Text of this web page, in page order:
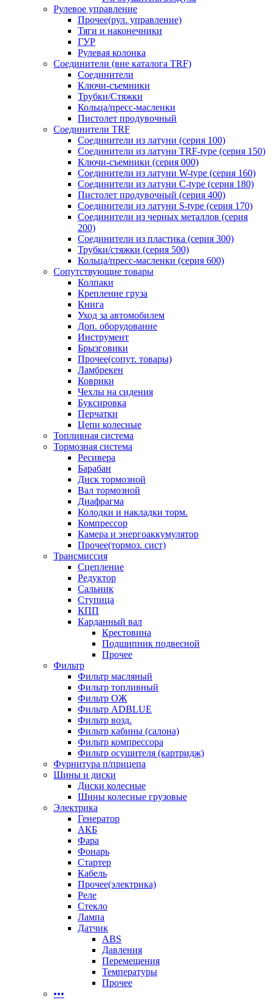
Рулевое управление
Прочее(рул. управление)
Тяги и наконечники
ГУР
Рулевая колонка
Соединители (вне каталога TRF)
Соединители
Ключи-cъемники
Трубки/Стяжки
Кольца/пресс-масленки
Пистолет продувочный
Соединители TRF
Соединители из латуни (серия 100)
Соединители из латуни TRF-type (серия 150)
Ключи-съемники (серия 000)
Соединители из латуни W-type (серия 160)
Соединители из латуни С-type (серия 180)
Пистолет продувочный (серия 400)
Соединители из латуни S-type (серия 170)
Соединители из черных металлов (серия
200)
Соединители из пластика (серия 300)
Трубки/стяжки (серия 500)
Кольца/пресс-масленки (серия 600)
Сопутствующие товары
Колпаки
Крепление груза
Книга
Уход за автомобилем
Доп. оборудование
Инструмент
Брызговики
Прочее(сопут. товары)
Ламбрекен
Коврики
Чехлы на сидения
Буксировка
Перчатки
Цепи колесные
Топливная система
Тормозная система
Ресивера
Барабан
Диск тормозной
Вал тормозной
Диафрагма
Колодки и накладки торм.
Компрессор
Камера и энергоаккумулятор
Прочее(тормоз. сист)
Трансмиссия
Сцепление
Редуктор
Сальник
Ступица
КПП
Карданный вал
Крестовина
Подшипник подвесной
Прочее
Фильтр
Фильтр масляный
Фильтр топливный
Фильтр ОЖ
Фильтр ADBLUE
Фильтр возд.
Фильтр кабины (салона)
Фильтр компрессора
Фильтр осушителя (картридж)
Фурнитура п/прицепа
Шины и диски
Диски колесные
Шины колесные грузовые
Электрика
Генератор
АКБ
Фара
Фонарь
Стартер
Кабель
Прочее(электрика)
Реле
Стекло
Лампа
Датчик
ABS
Давления
Перемещения
Температуры
Прочее
•••